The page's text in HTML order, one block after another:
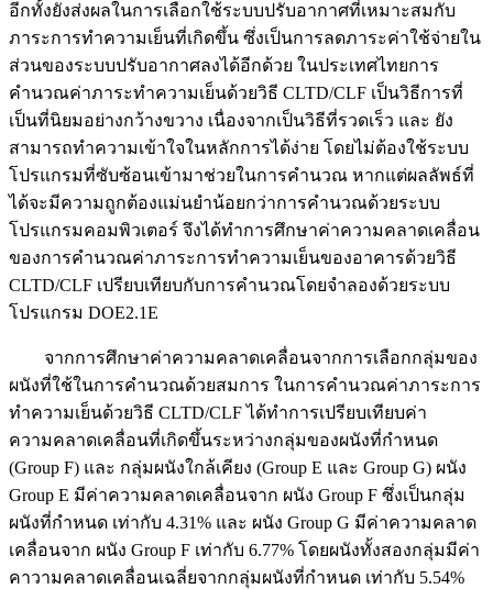
อีกทั้งยังส่งผลในการเลือกใช้ระบบปรับอากาศที่เหมาะสมกับ
ภาระการทำความเย็นที่เกิดขึ้น ซึ่งเป็นการลดภาระค่าใช้จ่ายใน
ส่วนของระบบปรับอากาศลงได้อีกด้วย ในประเทศไทยการ
คำนวณค่าภาระทำความเย็นด้วยวิธี CLTD/CLF เป็นวิธีการที่
เป็นที่นิยมอย่างกว้างขวาง เนื่องจากเป็นวิธีที่รวดเร็ว และ ยัง
สามารถทำความเข้าใจในหลักการได้ง่าย โดยไม่ต้องใช้ระบบ
โปรแกรมที่ซับซ้อนเข้ามาช่วยในการคำนวณ หากแต่ผลลัพธ์ที่
ได้จะมีความถูกต้องแม่นยำน้อยกว่าการคำนวณด้วยระบบ
โปรแกรมคอมพิวเตอร์ จึงได้ทำการศึกษาค่าความคลาดเคลื่อน
ของการคำนวณค่าภาระการทำความเย็นของอาคารด้วยวิธี
CLTD/CLF เปรียบเทียบกับการคำนวณโดยจำลองด้วยระบบ
โปรแกรม DOE2.1E
จากการศึกษาค่าความคลาดเคลื่อนจากการเลือกกลุ่มของ
ผนังที่ใช้ในการคำนวณด้วยสมการ ในการคำนวณค่าภาระการ
ทำความเย็นด้วยวิธี CLTD/CLF ได้ทำการเปรียบเทียบค่า
ความคลาดเคลื่อนที่เกิดขึ้นระหว่างกลุ่มของผนังที่กำหนด
(Group F) และ กลุ่มผนังใกล้เคียง (Group E และ Group G) ผนัง
Group E มีค่าความคลาดเคลื่อนจาก ผนัง Group F ซึ่งเป็นกลุ่ม
ผนังที่กำหนด เท่ากับ 4.31% และ ผนัง Group G มีค่าความคลาด
เคลื่อนจาก ผนัง Group F เท่ากับ 6.77% โดยผนังทั้งสองกลุ่มมีค่า
คาวามคลาดเคลื่อนเฉลี่ยจากกลุ่มผนังที่กำหนด เท่ากับ 5.54%